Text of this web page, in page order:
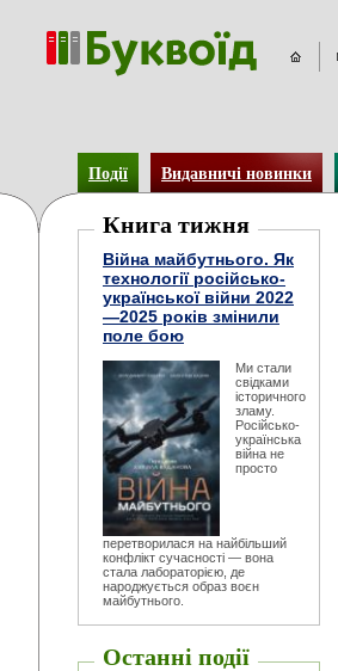
Події Видавничі новинки
Книга тижня
Війна майбутнього. Як
технології російсько-
української війни 2022
—2025 років змінили
поле бою
Ми стали
свідками
історичного
зламу.
Російсько-
українська
війна не
просто
перетворилася на найбільший
конфлікт сучасності — вона
стала лабораторією, де
народжується образ воєн
майбутнього.
Останні події